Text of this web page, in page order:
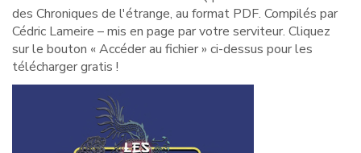
des Chroniques de l'étrange, au format PDF. Compilés par
Cédric Lameire – mis en page par votre serviteur. Cliquez
sur le bouton « Accéder au fichier » ci-dessus pour les
télécharger gratis !